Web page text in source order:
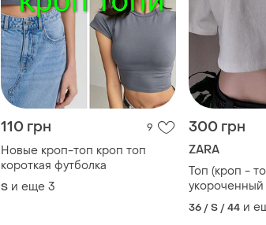
110 грн 9
Новые кроп-топ кроп топ
короткая футболка
S и еще 3
300 грн
ZARA
Топ (кроп -
70% хлопок,
размер м
36 / S / 44 и